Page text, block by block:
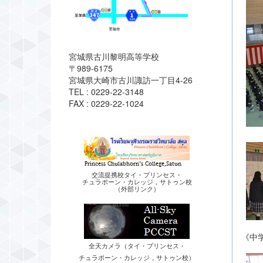
《中
宮城県古川黎明高等学校
〒989-6175
宮城県大崎市古川諏訪一丁目4-26
TEL : 0229-22-3148
FAX : 0229-22-1024
交流提携校タイ・プリンセス・
チュラポーン・カレッジ，サトゥン校
（外部リンク）
全天カメラ（タイ・プリンセス・
チュラポーン・カレッジ，サトゥン校）